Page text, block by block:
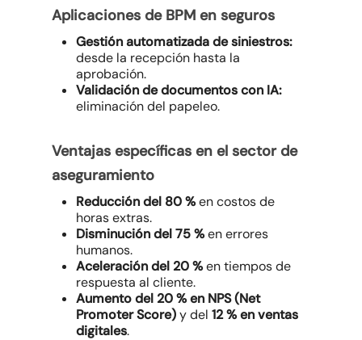
Aplicaciones de BPM en seguros
Gestión automatizada de siniestros:
desde la recepción hasta la
aprobación.
Validación de documentos con IA:
eliminación del papeleo.
Ventajas específicas en el sector de
aseguramiento
Reducción del 80 %en costos de
horas extras.
Disminución del 75 %en errores
humanos.
Aceleración del 20 %en tiempos de
respuesta al cliente.
Aumento del 20 % en NPS (Net
Promoter Score)y del12 % en ventas
digitales.